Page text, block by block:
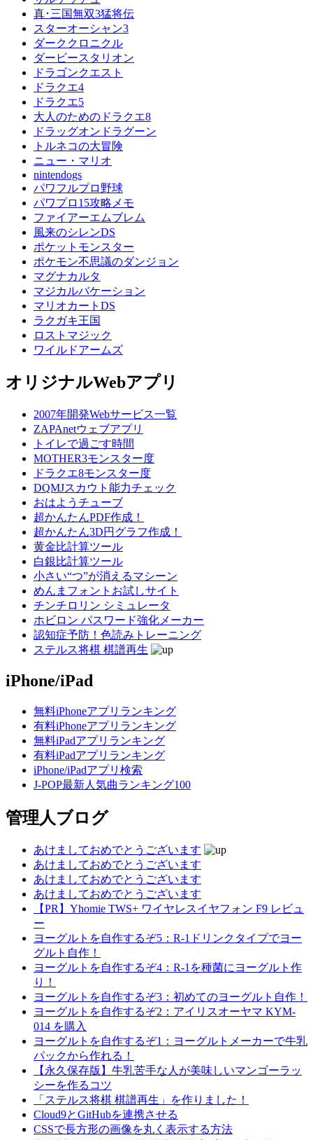
真･三国無双3猛将伝
スターオーシャン3
ダーククロニクル
ダービースタリオン
ドラゴンクエスト
ドラクエ4
ドラクエ5
大人のためのドラクエ8
ドラッグオンドラグーン
トルネコの大冒険
ニュー・マリオ
nintendogs
パワフルプロ野球
パワプロ15攻略メモ
ファイアーエムブレム
風来のシレンDS
ポケットモンスター
ポケモン不思議のダンジョン
マグナカルタ
マジカルバケーション
マリオカートDS
ラクガキ王国
ロストマジック
ワイルドアームズ
オリジナルWebアプリ
2007年開発Webサービス一覧
ZAPAnetウェブアプリ
トイレで過ごす時間
MOTHER3モンスター度
ドラクエ8モンスター度
DQMJスカウト能力チェック
おはようチューブ
超かんたんPDF作成！
超かんたん3D円グラフ作成！
黄金比計算ツール
白銀比計算ツール
小さい“つ”が消えるマシーン
めんまフォントお試しサイト
チンチロリン シミュレータ
ホビロン パスワード強化メーカー
認知症予防！色読みトレーニング
ステルス将棋 棋譜再生
iPhone/iPad
無料iPhoneアプリランキング
有料iPhoneアプリランキング
無料iPadアプリランキング
有料iPadアプリランキング
iPhone/iPadアプリ検索
J-POP最新人気曲ランキング100
管理人ブログ
あけましておめでとうございます
あけましておめでとうございます
あけましておめでとうございます
あけましておめでとうございます
【PR】Yhomie TWS+ ワイヤレスイヤフォン F9 レビュ
ー
ヨーグルトを自作するぞ5：R-1ドリンクタイプでヨー
グルト自作！
ヨーグルトを自作するぞ4：R-1を種菌にヨーグルト作
り！
ヨーグルトを自作するぞ3：初めてのヨーグルト自作！
ヨーグルトを自作するぞ2：アイリスオーヤマ KYM-
014 を購入
ヨーグルトを自作するぞ1：ヨーグルトメーカーで牛乳
パックから作れる！
【永久保存版】牛乳苦手な人が美味しいマンゴーラッ
シーを作るコツ
「ステルス将棋 棋譜再生」を作りました！
Cloud9とGitHubを連携させる
CSSで長方形の画像を丸く表示する方法